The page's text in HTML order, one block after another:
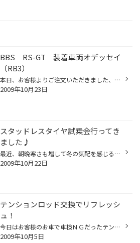
BBS RS-GT 装着車両オデッセイ
（RB3）
本日、お客様よりご注文いただきました、BBS RS-GT 18インチ、装着作業となりましたので、ご紹介いたします(^^) 装着車両は ホンダ オデッセイ ＲＢ３ ホイールは ＢＢＳ ＲＳ－ＧＴ １８ｘ７．５Ｊ 受注生産カラーのゴールドに、センターキャップはレッドへと変更されています。 分かる人...
2009年10月23日
スタッドレスタイヤ試乗会行ってき
ました♪
最近、朝晩寒さも増して冬の気配を感じる今日この頃ですが、 先日、「BLIZZAK試乗会」がありまして、今シーズン新発売の「BLIZZAK REVO GZ」に実際に乗ってきました！ スタッドレスタイヤの試乗会ではスケートリンクの上で運転するんですが、リンクの上はそれはもうツルッツル、車に乗り込む時も気...
2009年10月22日
テンションロッド交換でリフレッシ
ュ！
今日はお客様のお車で車検ＮＧだったテンションロッドの交換です。 タイヤだけではなくこんな作業もＯＫです。 日産のＦＲ車はよくここが痛みます。 純正のブッシュが裂けて中のグリスが飛び出しています。 こうなると走行中に足回りが大きく動いてしまいアライメントも意味の無いものになってしま...
2009年10月5日